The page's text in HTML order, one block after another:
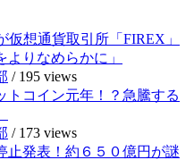
仮想通貨取引所「FIREX」
りなめらかに」
/ 195 views
トコイン元年！？急騰する
/ 173 views
止発表！約６５０億円が謎